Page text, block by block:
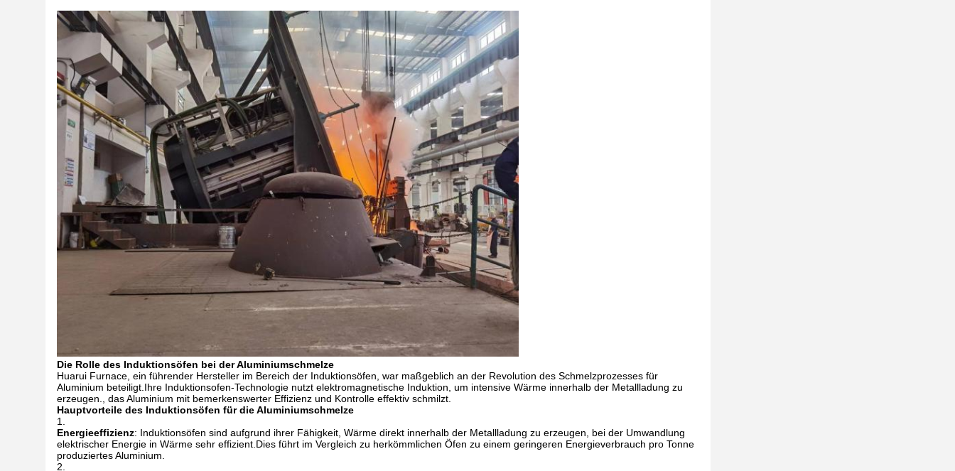
Die Rolle des Induktionsöfen bei der Aluminiumschmelze
Huarui Furnace, ein führender Hersteller im Bereich der Induktionsöfen, war maßgeblich an der Revolution des Schmelzprozesses für
Aluminium beteiligt.Ihre Induktionsofen-Technologie nutzt elektromagnetische Induktion, um intensive Wärme innerhalb der Metallladung zu
erzeugen., das Aluminium mit bemerkenswerter Effizienz und Kontrolle effektiv schmilzt.
Hauptvorteile des Induktionsöfen für die Aluminiumschmelze
Energieeffizienz: Induktionsöfen sind aufgrund ihrer Fähigkeit, Wärme direkt innerhalb der Metallladung zu erzeugen, bei der Umwandlung
elektrischer Energie in Wärme sehr effizient.Dies führt im Vergleich zu herkömmlichen Öfen zu einem geringeren Energieverbrauch pro Tonne
produziertes Aluminium.